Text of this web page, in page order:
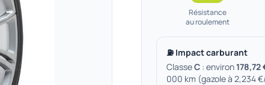
Résistance
au roulement
⛽ Impact carburant
ClasseC : environ
000 km (gazole à 2,234